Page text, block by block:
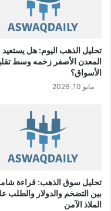
ت
ا
ي
تحليل الذهب اليوم: هل يستعيد
المعدن الأصفر زخمه وسط
الأسواق؟
مايو 10, 2026
تحليل سوق الذهب: قراءة
بين التضخم والدولار والطلب
الملاذ الآمن